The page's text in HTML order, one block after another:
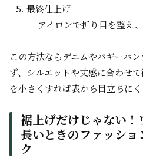
最終仕上げ
‐ アイロンで折り目を整え
この方法ならデニムやバギーパ
ず、シルエットや丈感に合わせ
を小さくすれば表から目立ちにく
裾上げだけじゃない
長いときのファッショ
ク